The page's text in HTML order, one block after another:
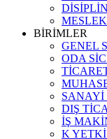
BİRİMLER
GENEL
ODA
SANAYİ
DIŞ
İŞ
K